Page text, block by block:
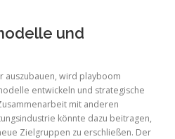
und
auszubauen, wird playboom
entwickeln und strategische
mit anderen
könnte dazu beitragen,
Zielgruppen zu erschließen. Der